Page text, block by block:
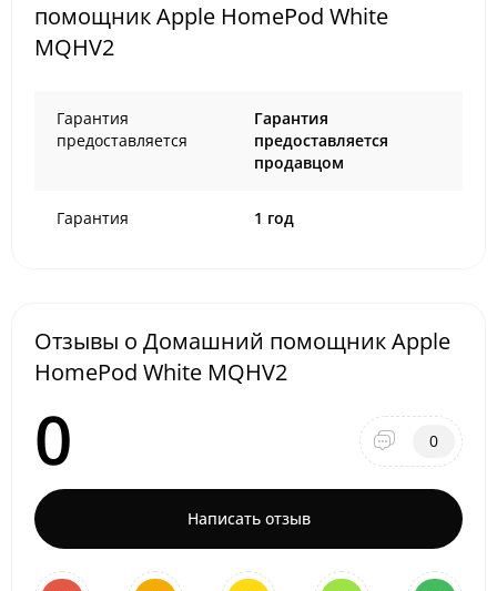
помощник Apple HomePod White
MQHV2
Гарантия
предоставляется
Гарантия
предоставляется
продавцом
Гарантия 1 год
Отзывы о Домашний помощник Apple
HomePod White MQHV2
0 0
Написать отзыв